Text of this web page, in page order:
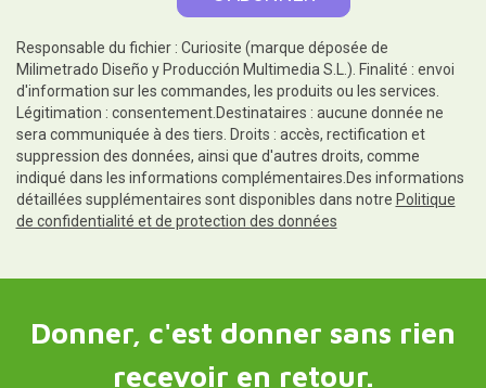
Responsable du fichier : Curiosite (marque déposée de
Milimetrado Diseño y Producción Multimedia S.L.). Finalité : envoi
d'information sur les commandes, les produits ou les services.
Légitimation : consentement.Destinataires : aucune donnée ne
sera communiquée à des tiers. Droits : accès, rectification et
suppression des données, ainsi que d'autres droits, comme
indiqué dans les informations complémentaires.Des informations
détaillées supplémentaires sont disponibles dans notre Politique
de confidentialité et de protection des données
Donner, c'est donner sans rien
recevoir en retour.